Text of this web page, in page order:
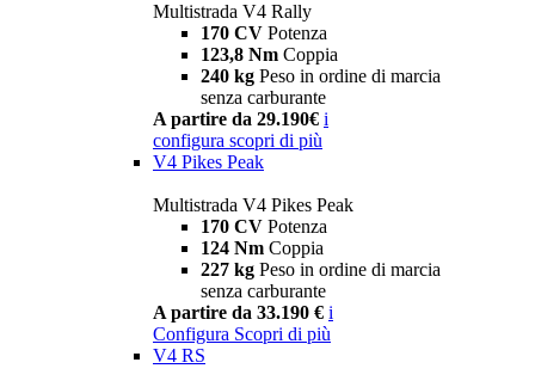
Multistrada V4 Rally
170 CV Potenza
123,8 Nm Coppia
240 kg Peso in ordine di marcia
senza carburante
A partire da 29.190€ i
configura scopri di più
V4 Pikes Peak
Multistrada V4 Pikes Peak
170 CV Potenza
124 Nm Coppia
227 kg Peso in ordine di marcia
senza carburante
A partire da 33.190 € i
Configura Scopri di più
V4 RS